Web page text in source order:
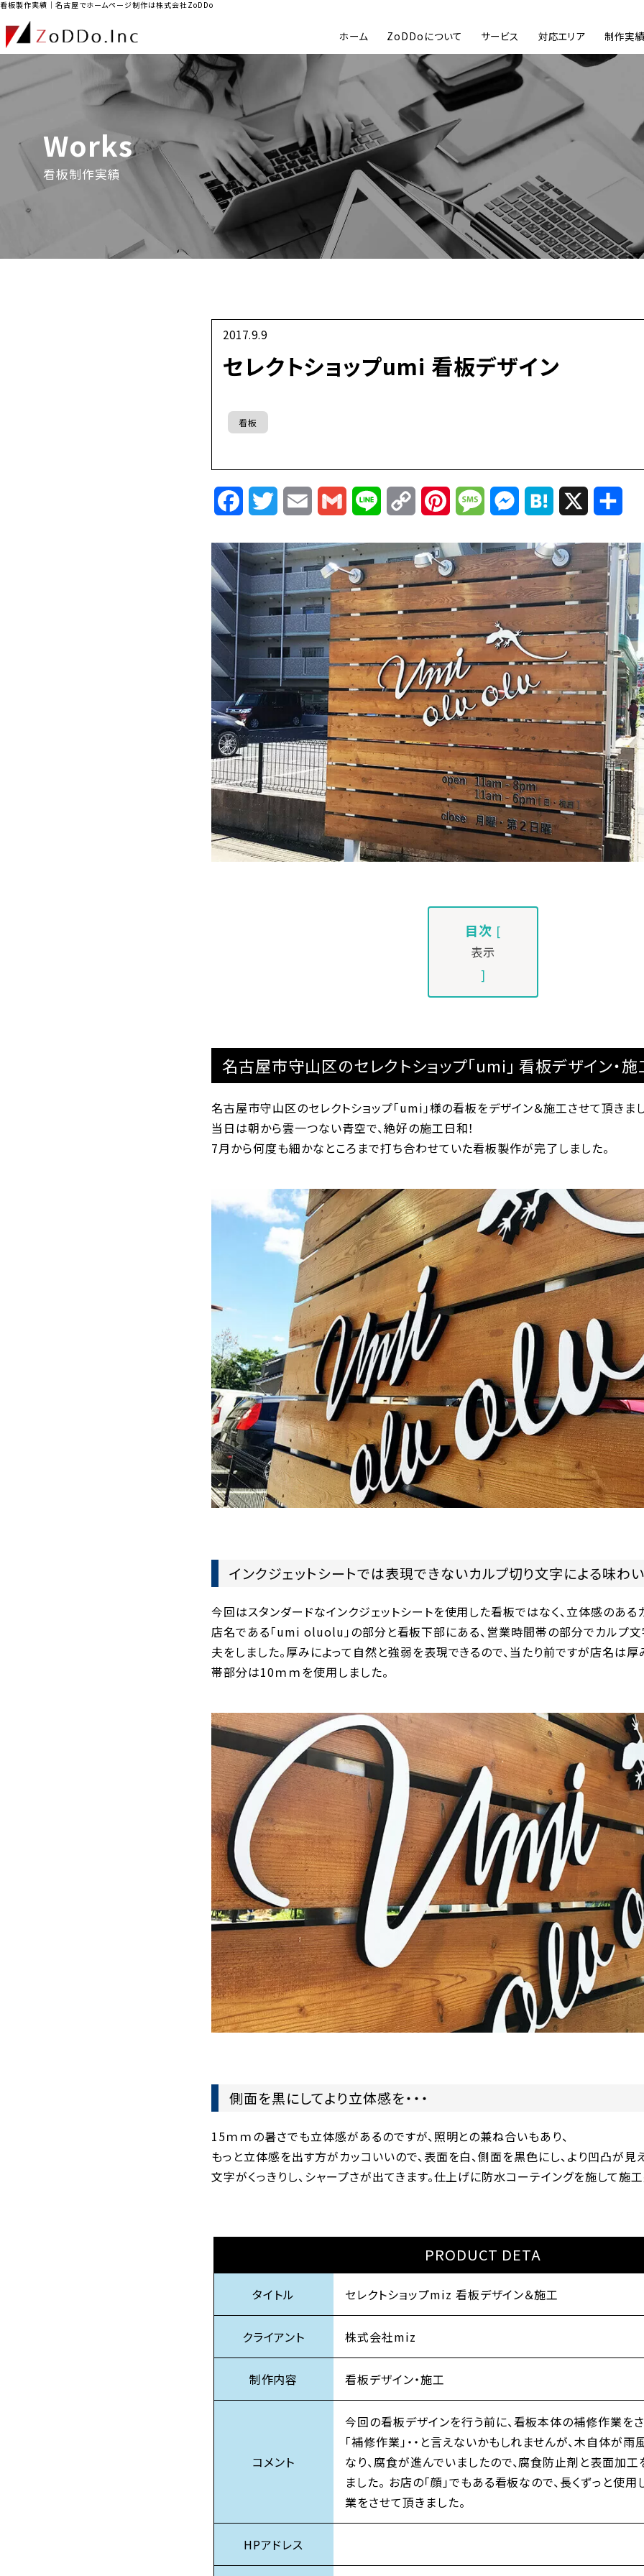
看板製作実績｜名古屋でホームページ制作は株式会社ZoDDo
ホーム ZoDDoについて サービス 対応エリア 制作実績
Works
看板制作実績
2017.9.9
セレクトショップumi 看板デザイン
看板
FacebookTwitterEmail Gmail Line
Copy
Link
PinterestMessageMessenger
Hatena
目次 [
表示
]
名古屋市守山区のセレクトショップ「umi」 看板デザイン・
名古屋市守山区のセレクトショップ「umi」様の看板をデザイン＆施工させて頂きま
当日は朝から雲一つない青空で、絶好の施工日和！
7月から何度も細かなところまで打ち合わせていた看板製作が完了しました。
インクジェットシートでは表現できないカルプ切り文字による味わ
今回はスタンダードなインクジェットシートを使用した看板ではなく、立体感のある
店名である「umi oluolu」の部分と看板下部にある、営業時間帯の部分でカルプ
夫をしました。厚みによって自然と強弱を表現できるので、当たり前ですが店名は
帯部分は10ｍｍを使用しました。
側面を黒にしてより立体感を・・・
15ｍｍの暑さでも立体感があるのですが、照明との兼ね合いもあり、
もっと立体感を出す方がカッコいいので、表面を白、側面を黒色にし、より凹凸が見
文字がくっきりし、シャープさが出てきます。仕上げに防水コーテイングを施して施
PRODUCT DETA
タイトル セレクトショップmiz 看板デザイン＆施工
クライアント 株式会社miz
制作内容 看板デザイン・施工
コメント
今回の看板デザインを行う前に、看板本体の補修作業を
「補修作業」・・と言えないかもしれませんが、木自体が
なり、腐食が進んでいましたので、腐食防止剤と表面加
ました。 お店の「顔」でもある看板なので、長くずっと使用
業をさせて頂きました。
HPアドレス